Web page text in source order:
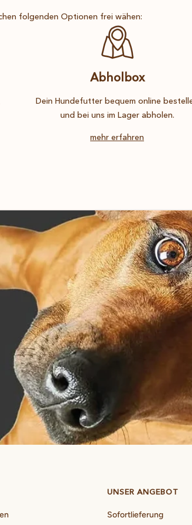
folgenden Optionen frei wähen:
Abholbox
Dein Hundefutter bequem online
und bei uns im Lager abholen.
mehr erfahren
UNSER ANGEBOT
Sofortlieferung